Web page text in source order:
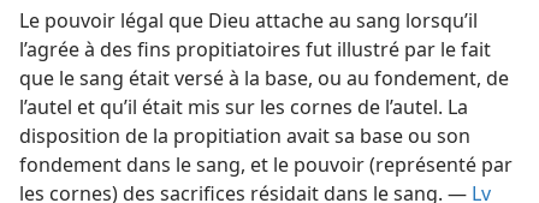
Le pouvoir légal que Dieu attache au sang lorsqu’il
l’agrée à des fins propitiatoires fut illustré par le fait
que le sang était versé à la base, ou au fondement, de
l’autel et qu’il était mis sur les cornes de l’autel. La
disposition de la propitiation avait sa base ou son
fondement dans le sang, et le pouvoir (représenté par
les cornes) des sacrifices résidait dans le sang. — Lv